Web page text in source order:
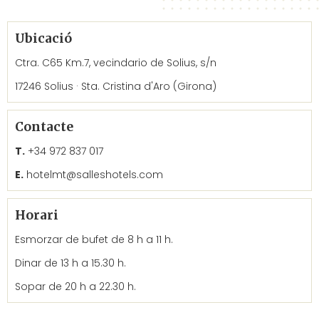
Ubicació
Ctra. C65 Km.7, vecindario de Solius, s/n
17246 Solius · Sta. Cristina d'Aro (Girona)
Contacte
T. +34 972 837 017
E. hotelmt@salleshotels.com
Horari
Esmorzar de bufet de 8 h a 11 h.
Dinar de 13 h a 15.30 h.
Sopar de 20 h a 22.30 h.